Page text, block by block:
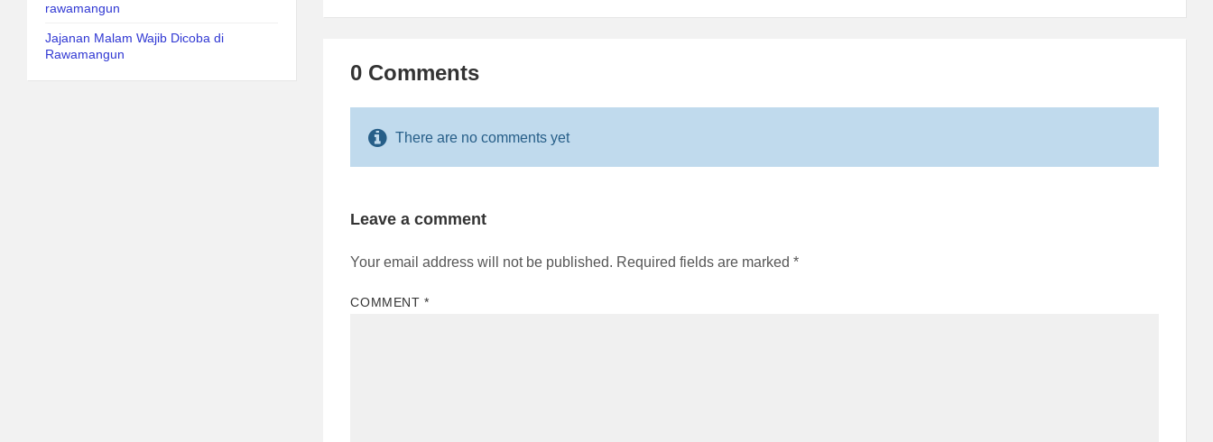
0 Comments
There are no comments yet
Leave a comment
Your email address will not be published. Required fields are marked*
COMMENT *
rawamangun
Jajanan Malam Wajib Dicoba di
Rawamangun